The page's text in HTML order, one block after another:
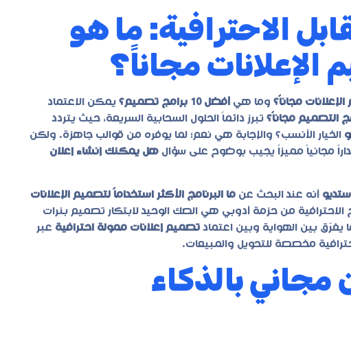
الاحترافية: ما هو
الإعلانات مجاناً؟
مجاناً؟ وما هي أفضل 10 برامج تصميم؟
يمكن الاعتماد
التصميم مجاناً؟ تبرز دائماً الحلول السحابية السريعة، حيث يتردد
الخيار الأنسب؟ والإجابة هي نعم؛ لما يوفره من قوالب جاهزة. ولكن
مجانياً مميزاً يجيب بوضوح على سؤال هل يمكنك إنشاء إعلان
ستديو أنه عند البحث عن ما البرنامج الأكثر استخداماً لتصميم الإعلانات
من حزمة أدوبي هي الصك الوحيد لابتكار تصميم بنرات
يفرّق بين الهواية وبين اعتماد تصميم إعلانات ممولة احترافية عبر
مخصصة للتحويل والمبيعات.
بالذكاء